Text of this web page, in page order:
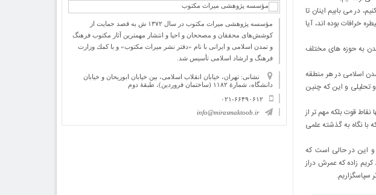
در می بابیم اینان تا
خرافات بوده اند، آیا
به حوزه های مختلف
اسلامی در هر منطقه
تحلیلی و این که چنین
قوت بلکه مهم تر از
با نگاه به گذشته علمی
این در حالی است که
زاده که عمرش دراز
سپاسگزاریم.
مؤسسه پژوهشی میراث مكتوب در سال ۱۳۷۲ ش به قصد حمایت از
كوشش‌های محققان و مصححان و احیا و انتشار مهمترین آثار مكتوب فرهنگ
و تمدن اسلامی و ایرانی با نام «دفتر نشر میراث مكتوب» و با كمك وزارت
فرهنگ و ارشاد اسلامی تأسیس شد.
نشانی: تهران، خیابان انقلاب اسلامی، بین خیابان ابوریحان و خیابان
دانشگاه، شمارۀ ۱۱۸۲ (ساختمان فروردین)، طبقۀ دوم
۰۲۱-۶۶۴۹۰۶۱۲
info@mirasmaktoob.ir